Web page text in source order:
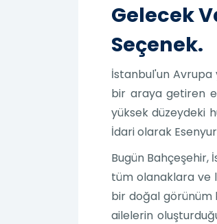
Gelecek
Seçenek.
İstanbul'un Avrupa
bir araya getiren
yüksek düzeydeki
İdari olarak
Bugün
tüm olanaklara ve
bir doğal görünüm
ailelerin